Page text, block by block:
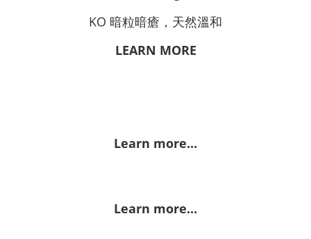
KO 暗粒暗瘡，天然溫和
LEARN MORE
Learn more...
Learn more...